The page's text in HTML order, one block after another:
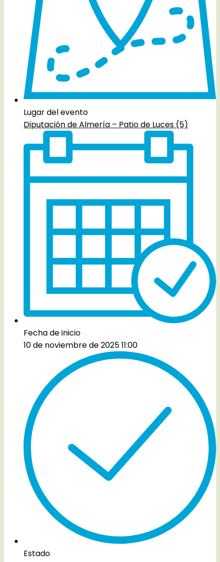
Lugar del evento
Diputación de Almería – Patio de Luces (5)
Fecha de inicio
10 de noviembre de 2025 11:00
Estado